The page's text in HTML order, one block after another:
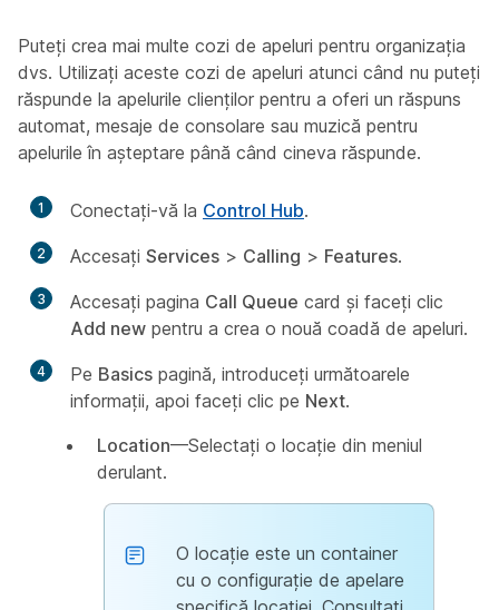
Puteți crea mai multe cozi de apeluri pentru organizația
dvs. Utilizați aceste cozi de apeluri atunci când nu puteți
răspunde la apelurile clienților pentru a oferi un răspuns
automat, mesaje de consolare sau muzică pentru
apelurile în așteptare până când cineva răspunde.
1 Conectați-vă la Control Hub.
2 Accesaţi Services > Calling > Features.
3 Accesați pagina Call Queue card și faceți clic
Add new pentru a crea o nouă coadă de apeluri.
4 Pe Basics pagină, introduceți următoarele
informații, apoi faceți clic pe Next.
Location—Selectați o locație din meniul
derulant.
O locație este un container
cu o configurație de apelare